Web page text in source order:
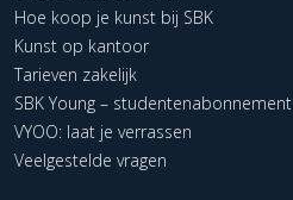
Hoe koop je kunst bij SBK
Kunst op kantoor
Tarieven zakelijk
SBK Young – studentenabonnement
VYOO: laat je verrassen
Veelgestelde vragen